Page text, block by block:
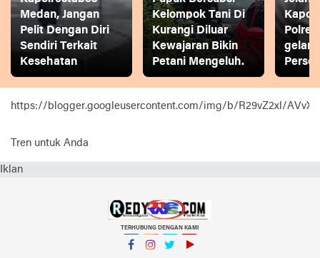
Medan, Jangan
Pelit Dengan Diri
Sendiri Terkait
Kesehatan
Kelompok Tani Di
Kurangi Diluar
Kewajaran Bikin
Petani Mengeluh.
gelar
https://blogger.googleusercontent.com/img/b/R29vZ2xl/
Tren untuk Anda
Iklan
TERHUBUNG DENGAN KAMI